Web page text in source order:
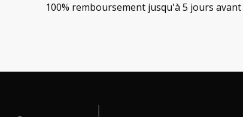
100% remboursement jusqu'à 5 jours avant